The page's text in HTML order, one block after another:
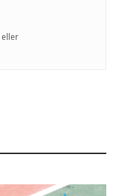
eller